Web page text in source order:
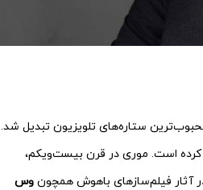
ستاره‌های تلویزیون تبدیل شد.
کرده است. موری در قرن بیست‌ویکم،
آثار فیلم‌سازهای باهوش همچون وس